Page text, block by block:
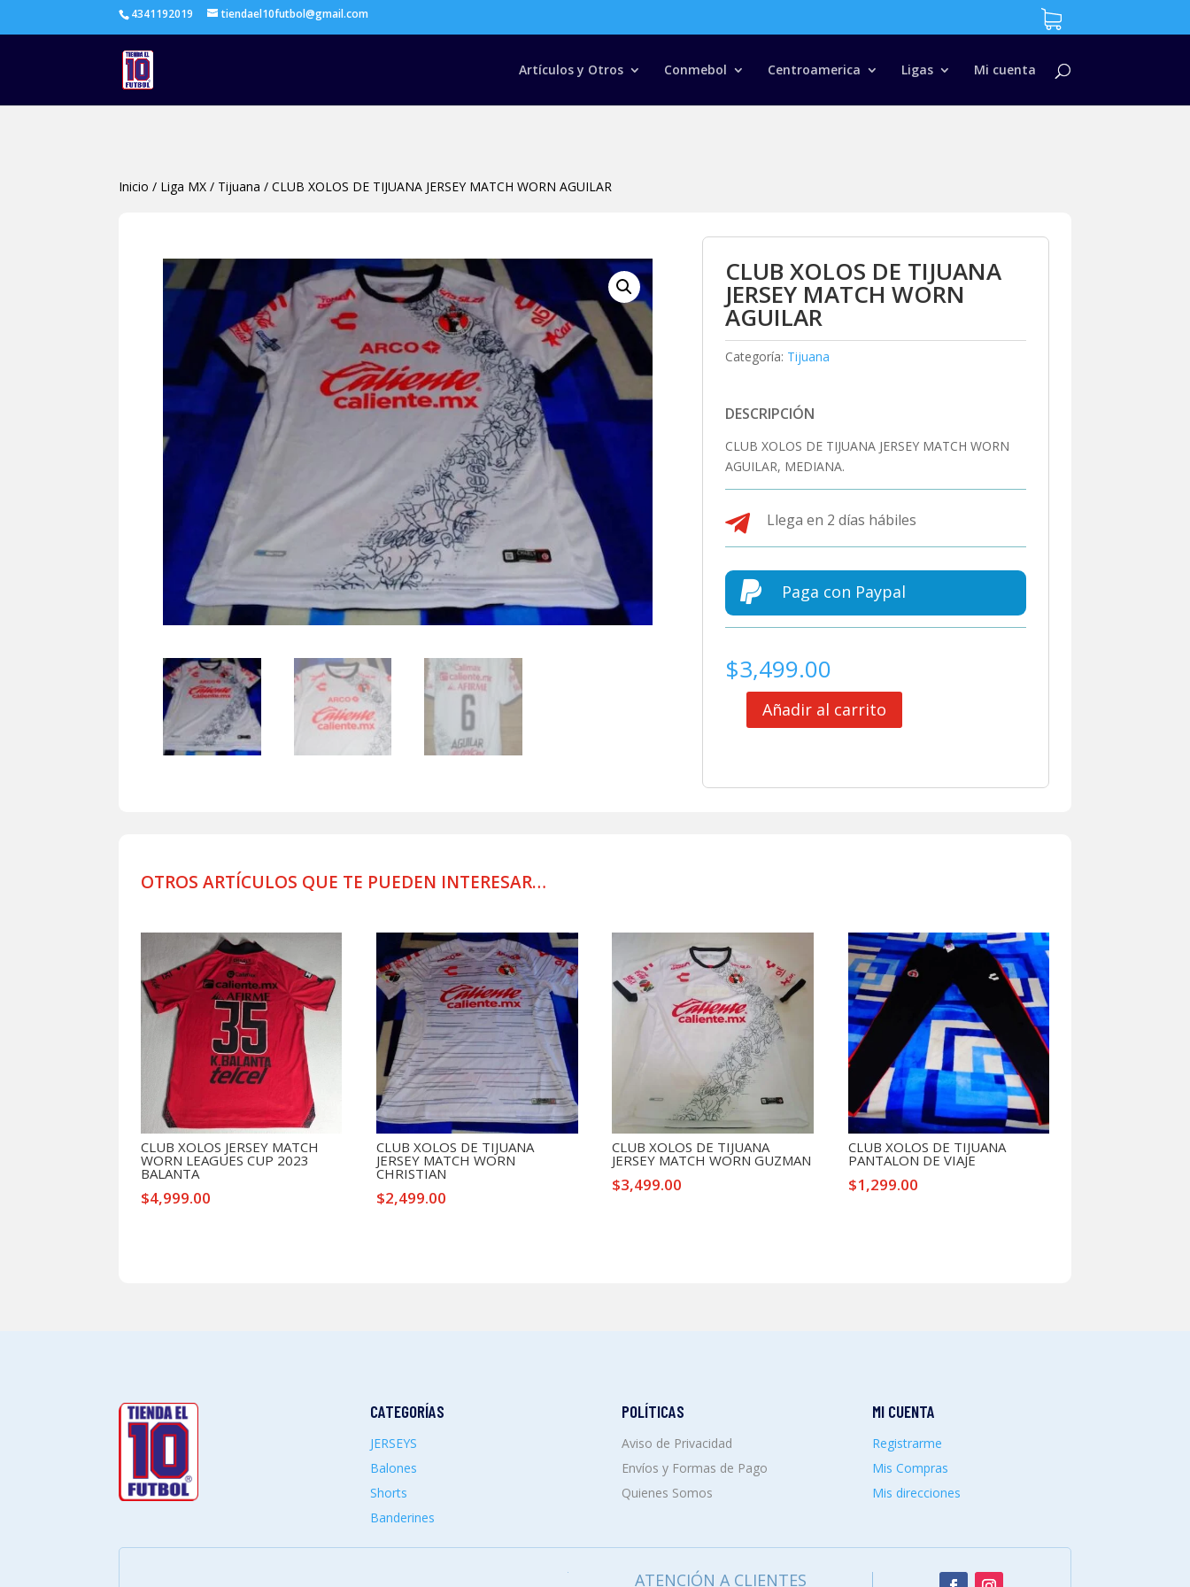
4341192019 tiendael10futbol@gmail.com
Artículos y Otros Conmebol Centroamerica Ligas Mi cuenta
Búsqueda
productos
Inicio / Liga MX / Tijuana /CLUB XOLOS DE TIJUANA JERSEY MATCH WORN AGUILAR
CLUB XOLOS DE TIJUANA
JERSEY MATCH WORN
AGUILAR
Categoría: Tijuana
DESCRIPCIÓN
CLUB XOLOS DE TIJUANA JERSEY MATCH WORN
AGUILAR, MEDIANA.
 Llega en 2 días hábiles
 Paga con Paypal
$3,499.00
Añadir al carrito
OTROS ARTÍCULOS QUE TE PUEDEN INTERESAR…
CLUB XOLOS JERSEY MATCH
WORN LEAGUES CUP 2023
BALANTA
$4,999.00
CLUB XOLOS DE TIJUANA
JERSEY MATCH WORN
CHRISTIAN
$2,499.00
CLUB XOLOS DE TIJUANA
JERSEY MATCH WORN GUZMAN
$3,499.00
CLUB XOLOS DE TIJUANA
PANTALON DE VIAJE
$1,299.00
CATEGORÍAS
JERSEYS
Balones
Shorts
Banderines
POLÍTICAS
Aviso de Privacidad
Envíos y Formas de Pago
Quienes Somos
MI CUENTA
Registrarme
Mis Compras
Mis direcciones
ATENCIÓN A CLIENTES